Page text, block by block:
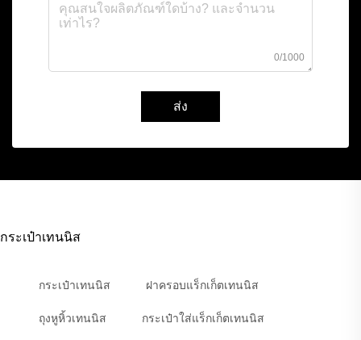
0/1000
ส่ง
กระเป๋าเทนนิส
กระเป๋าเทนนิส ฝาครอบแร็กเก็ตเทนนิส
ถุงหูหิ้วเทนนิส กระเป๋าใส่แร็กเก็ตเทนนิส